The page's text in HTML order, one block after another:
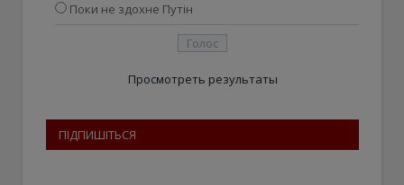
Поки не здохне Путін
Просмотреть результаты
ПІДПИШІТЬСЯ